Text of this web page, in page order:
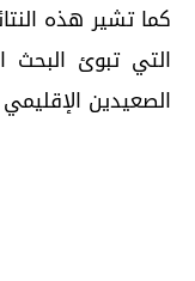
كما تشير هذه
التي تبوئ
الصعيدين